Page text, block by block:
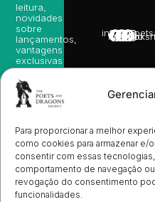
Para proporcionar a melhor
como cookies para armazenar
consentir com essas
comportamento de navegação
revogação do consentimento
funcionalidades.
Infantil
Adulto
leitura,
novidades
sobre
lançamentos,
vantagens
exclusivas
e
avisos
diretamente
no seu
Subscrever